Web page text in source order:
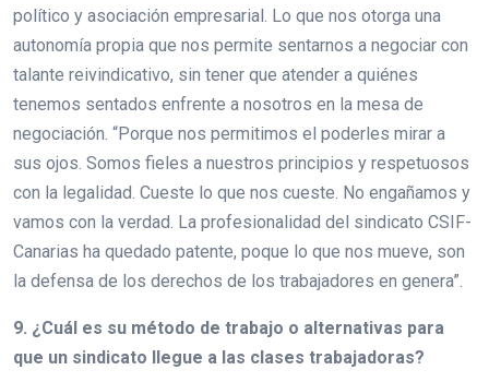
político y asociación empresarial. Lo que nos otorga una
autonomía propia que nos permite sentarnos a negociar con
talante reivindicativo, sin tener que atender a quiénes
tenemos sentados enfrente a nosotros en la mesa de
negociación. “Porque nos permitimos el poderles mirar a
sus ojos. Somos fieles a nuestros principios y respetuosos
con la legalidad. Cueste lo que nos cueste. No engañamos y
vamos con la verdad. La profesionalidad del sindicato CSIF-
Canarias ha quedado patente, poque lo que nos mueve, son
la defensa de los derechos de los trabajadores en genera”.
9. ¿Cuál es su método de trabajo o alternativas para
que un sindicato llegue a las clases trabajadoras?